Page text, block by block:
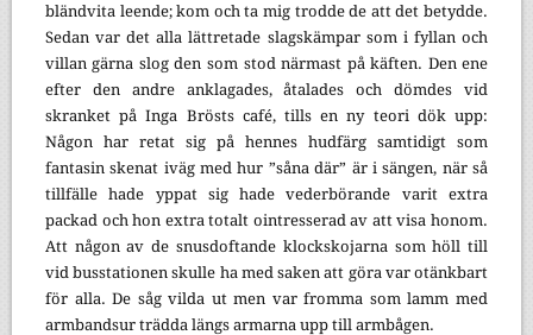
bländvita leende; kom och ta mig trodde de att det betydde.
Sedan var det alla lättretade slagskämpar som i fyllan och
villan gärna slog den som stod närmast på käften. Den ene
efter den andre anklagades, åtalades och dömdes vid
skranket på Inga Brösts café, tills en ny teori dök upp:
Någon har retat sig på hennes hudfärg samtidigt som
fantasin skenat iväg med hur ”såna där” är i sängen, när så
tillfälle hade yppat sig hade vederbörande varit extra
packad och hon extra totalt ointresserad av att visa honom.
Att någon av de snusdoftande klockskojarna som höll till
vid busstationen skulle ha med saken att göra var otänkbart
för alla. De såg vilda ut men var fromma som lamm med
armbandsur trädda längs armarna upp till armbågen.